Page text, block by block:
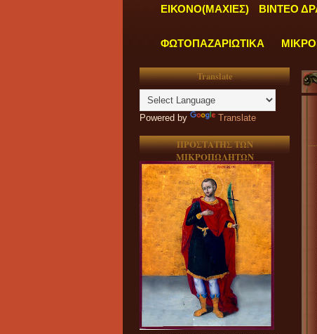
ΕΙΚΟΝΟ(ΜΑΧΙΕΣ) ΒΙΝΤΕΟ
ΦΩΤΟΠΑΖΑΡΙΩΤΙΚΑ
Translate
Powered by Translate
ΠΡΟΣΤΑΤΗΣ ΤΩΝ
ΜΙΚΡΟΠΩΛΗΤΩΝ